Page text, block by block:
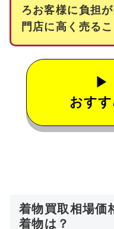
ろお客様に負担
門店に高く売る
おす
着物買取相場価
着物は？